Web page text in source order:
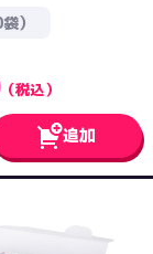
）
（税込）
追加